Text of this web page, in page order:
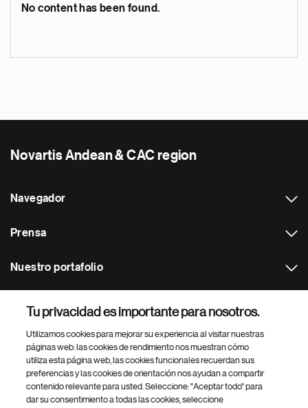
No content has been found.
Novartis Andean & CAC region
Navegador
Prensa
Nuestro portafolio
Footer Site Search
Tu privacidad es importante para nosotros.
Utilizamos cookies para mejorar su experiencia al visitar nuestras
páginas web: las cookies de rendimiento nos muestran cómo
utiliza esta página web, las cookies funcionales recuerdan sus
preferencias y las cookies de orientación nos ayudan a compartir
contenido relevante para usted. Seleccione: "Aceptar todo" para
dar su consentimiento a todas las cookies, seleccione